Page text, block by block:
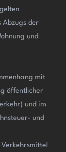
Abzugs der
und
mit
öffentlicher
und im
und